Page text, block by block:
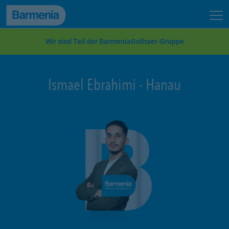
zum Seiteninhalt
Back to top
Wir sind Teil der BarmeniaGothaer-Gruppe
Ismael Ebrahimi - Hanau